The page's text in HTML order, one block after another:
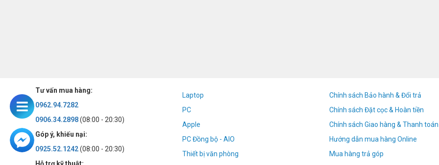
Tư vấn mua hàng:
0962.94.7282
0906.34.2898(08:00 - 20:30)
Góp ý, khiếu nại:
0925.52.1242(08:00 - 20:30)
Hỗ trợ kỹ thuật:
Laptop
PC
Apple
PC Đồng bộ - AIO
Thiết bị văn phòng
Chính sách Bảo hành & Đổi trả
Chính sách Đặt cọc & Hoàn tiền
Chính sách Giao hàng & Thanh toán
Hướng dẫn mua hàng Online
Mua hàng trả góp